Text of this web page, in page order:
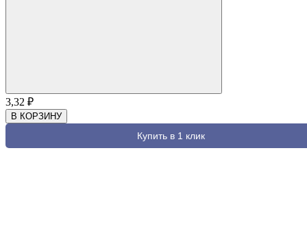
3,32 ₽
В КОРЗИНУ
Купить в 1 клик